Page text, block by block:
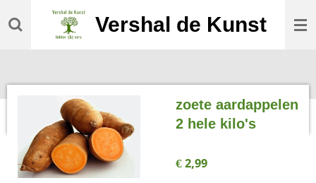
direct
Vershal de Kunst
zoete aardappelen
2 hele kilo's
€ 2,99